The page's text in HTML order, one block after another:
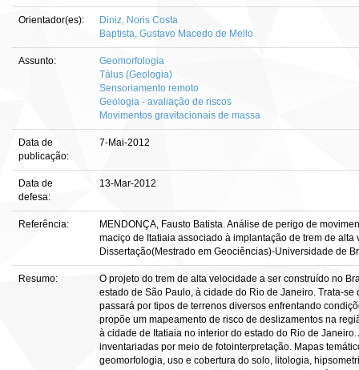
Orientador(es):
Diniz, Noris Costa
Baptista, Gustavo Macedo de Mello
Assunto:
Geomorfologia
Tálus (Geologia)
Sensoriamento remoto
Geologia - avaliação de riscos
Movimentos gravitacionais de massa
Data de
publicação:
7-Mai-2012
Data de
defesa:
13-Mar-2012
Referência:
MENDONÇA, Fausto Batista. Análise de perigo de
maciço de Itatiaia associado à implantação de trem de alta
Dissertação(Mestrado em Geociências)-Universidade de
Resumo:
O projeto do trem de alta velocidade a ser construído no
estado de São Paulo, à cidade do Rio de Janeiro. Trata-
passará por tipos de terrenos diversos enfrentando
propõe um mapeamento de risco de deslizamentos na
à cidade de Itatiaia no interior do estado do Rio de
inventariadas por meio de fotointerpretação. Mapas
geomorfologia, uso e cobertura do solo, litologia,